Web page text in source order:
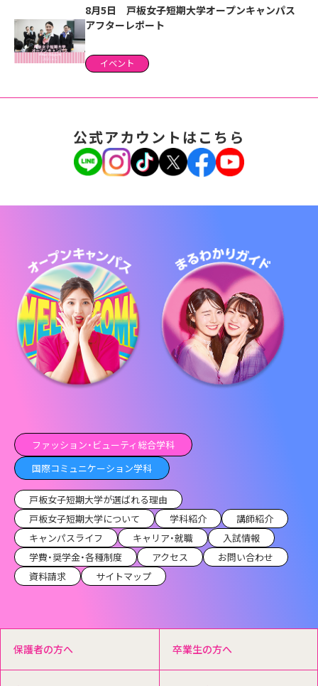
8月5日 戸板女子短期大学オープンキャンパス
アフターレポート
イベント
公式アカウントはこちら
ファッション・ビューティ総合学科
国際コミュニケーション学科
戸板女子短期大学が選ばれる理由
戸板女子短期大学について
学科紹介
講師紹介
キャンパスライフ
キャリア・就職
入試情報
学費・奨学金・各種制度
アクセス
お問い合わせ
資料請求
サイトマップ
保護者の方へ 卒業生の方へ